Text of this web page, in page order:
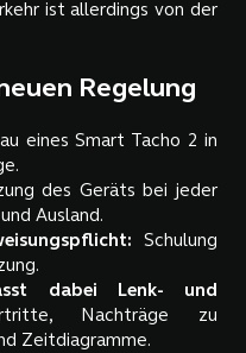
ist allerdings von der
Regelung
eines Smart Tacho 2 in
des Geräts bei jeder
Ausland.
Schulung
dabei Lenk- und
Nachträge zu
Zeitdiagramme.